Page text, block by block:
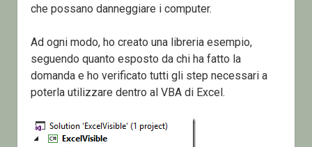
che possano danneggiare i computer.
Ad ogni modo, ho creato una libreria esempio,
seguendo quanto esposto da chi ha fatto la
domanda e ho verificato tutti gli step necessari a
poterla utilizzare dentro al VBA di Excel.